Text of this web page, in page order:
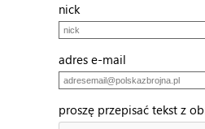
nick
adres e-mail
proszę przepisać tekst z